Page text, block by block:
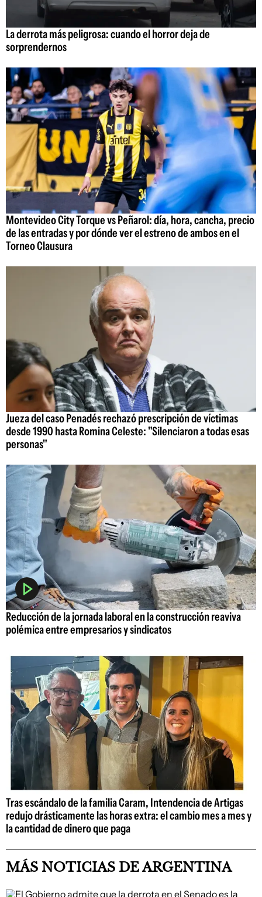
La derrota más peligrosa: cuando el horror deja de
sorprendernos
Montevideo City Torque vs Peñarol: día, hora, cancha, precio
de las entradas y por dónde ver el estreno de ambos en el
Torneo Clausura
Jueza del caso Penadés rechazó prescripción de víctimas
desde 1990 hasta Romina Celeste: "Silenciaron a todas esas
personas"
Reducción de la jornada laboral en la construcción reaviva
polémica entre empresarios y sindicatos
Tras escándalo de la familia Caram, Intendencia de Artigas
redujo drásticamente las horas extra: el cambio mes a mes y
la cantidad de dinero que paga
MÁS NOTICIAS DE ARGENTINA